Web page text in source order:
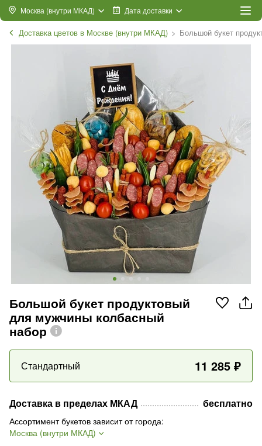
Москва (внутри МКАД) Дата доставки
Доставка цветов в Москве (внутри МКАД) Большой букет
Большой букет продуктовый
для мужчины колбасный
набор
Стандартный 11 285 ₽
Доставка в пределах МКАД бесплатно
Ассортимент букетов зависит от города:
Москва (внутри МКАД)